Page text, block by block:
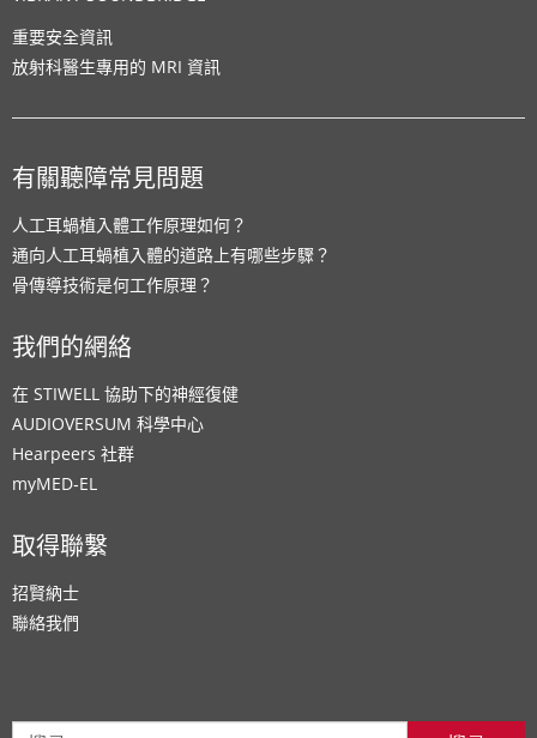
重要安全資訊
放射科醫生專用的 MRI 資訊
有關聽障常見問題
人工耳蝸植入體工作原理如何？
通向人工耳蝸植入體的道路上有哪些步驟？
骨傳導技術是何工作原理？
我們的網絡
在 STIWELL 協助下的神經復健
AUDIOVERSUM 科學中心
Hearpeers 社群
myMED‑EL
取得聯繫
招賢納士
聯絡我們